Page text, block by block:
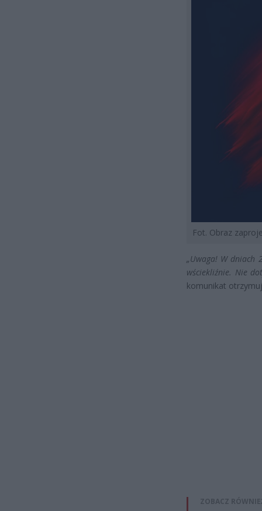
Fot. Obraz
„Uwaga! W dniach
wściekliźnie. Nie
komunikat
ZOBACZ